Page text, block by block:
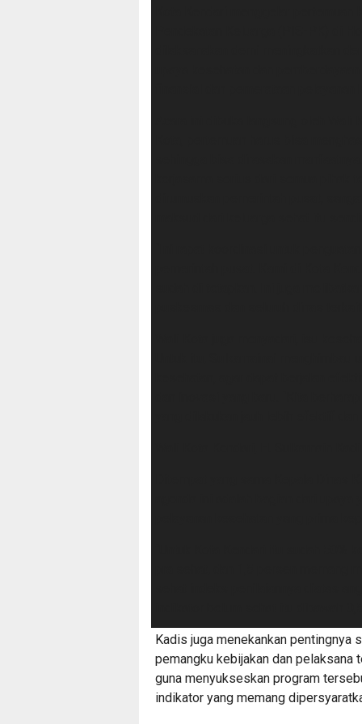
Kadis juga menekankan pentingnya
pemangku kebijakan dan pelaksana
guna menyukseskan program
indikator yang memang